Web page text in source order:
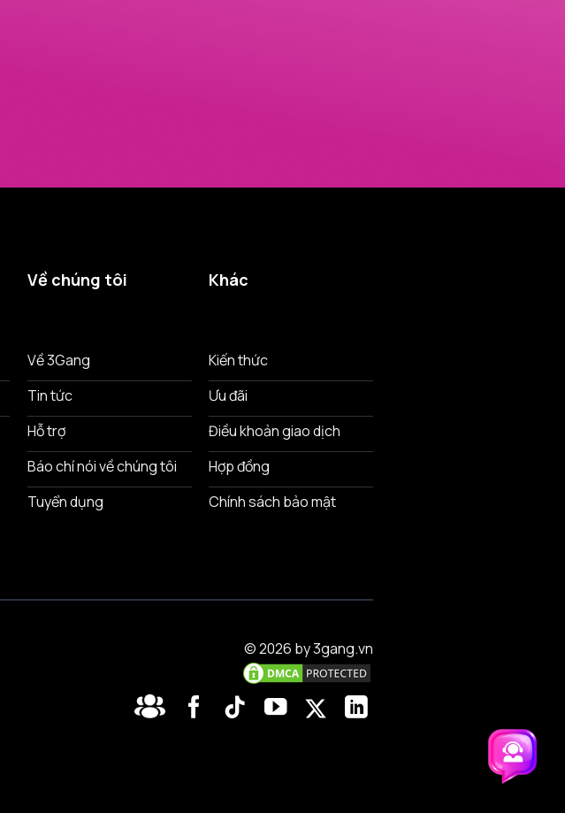
Về chúng tôi
Về 3Gang
Tin tức
Hỗ trợ
Báo chí nói về chúng tôi
Tuyển dụng
Khác
Kiến thức
Ưu đãi
Điều khoản giao dịch
Hợp đồng
Chính sách bảo mật
© 2026 by 3gang.vn